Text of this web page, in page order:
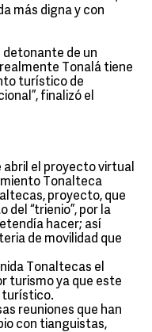
más digna y con
detonante de un
Tonalá tiene
turístico de
finalizó el
abril el proyecto virtual
Tonalteca
proyecto, que
del “trienio”, por la
hacer; así
de movilidad que
Tonaltecas el
turismo ya que este
turístico.
reuniones que han
con tianguistas,